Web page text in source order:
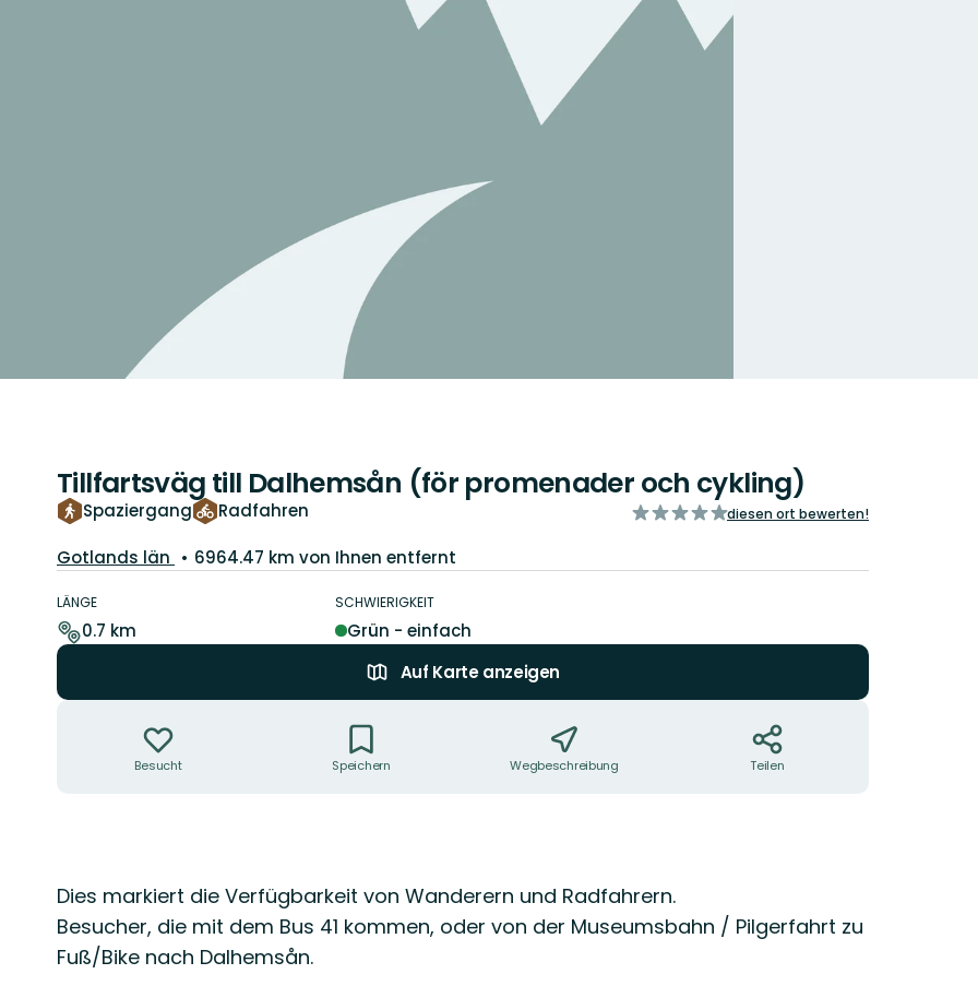
Tillfartsväg till Dalhemsån (för promenader och cykling)
Spaziergang Radfahren
von
diesen ort bewerten!
Landkreis:
Gotlands län 6964.47 km von Ihnen entfernt
zum
Weg
LÄNGE
0.7 km
SCHWIERIGKEIT
Grün - einfach
Auf Karte anzeigen
Besucht Speichern Wegbeschreibung Teilen
Beschreibung
Dies markiert die Verfügbarkeit von Wanderern und Radfahrern.
Besucher, die mit dem Bus 41 kommen, oder von der Museumsbahn / Pilgerfahrt zu
Fuß/Bike nach Dalhemsån.